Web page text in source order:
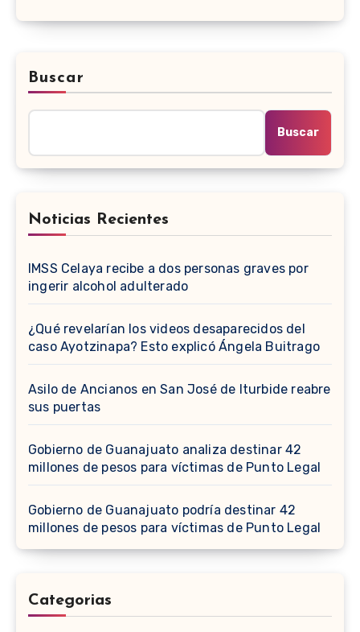
Buscar
Buscar
Noticias Recientes
IMSS Celaya recibe a dos personas graves por
ingerir alcohol adulterado
¿Qué revelarían los videos desaparecidos del
caso Ayotzinapa? Esto explicó Ángela Buitrago
Asilo de Ancianos en San José de Iturbide reabre
sus puertas
Gobierno de Guanajuato analiza destinar 42
millones de pesos para víctimas de Punto Legal
Gobierno de Guanajuato podría destinar 42
millones de pesos para víctimas de Punto Legal
Categorias